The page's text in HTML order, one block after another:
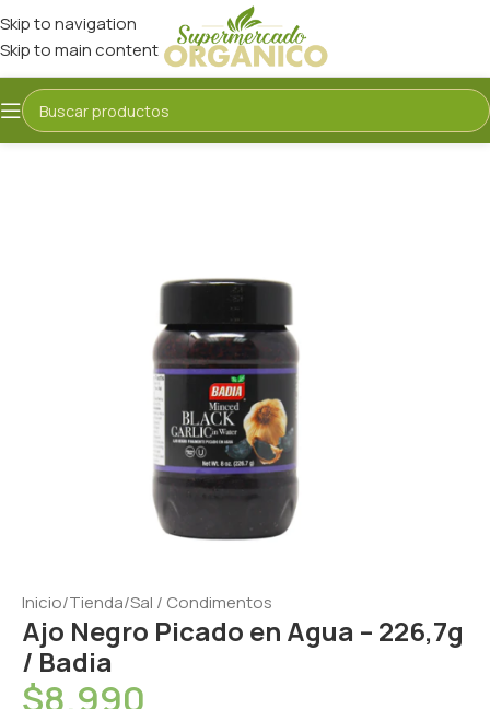
Skip to navigation
Skip to main content
Inicio/Tienda/Sal / Condimentos
Ajo Negro Picado en Agua – 226,7g
/ Badia
$8.990